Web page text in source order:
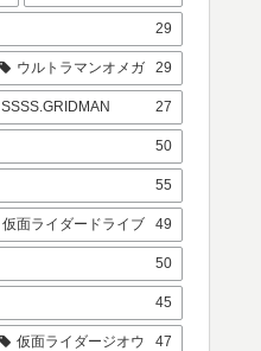
29
ウルトラマンオメガ 29
SSSS.GRIDMAN 27
50
55
仮面ライダードライブ 49
50
45
仮面ライダージオウ 47